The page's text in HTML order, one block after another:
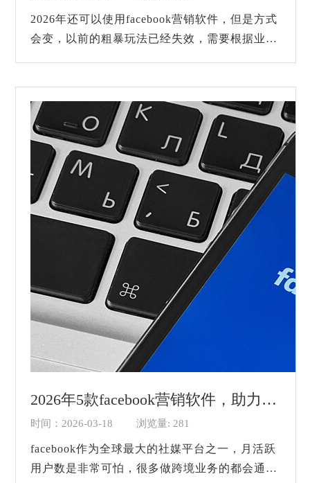
2026年还可以使用facebook营销软件，但是方式
会变，以前的粗暴玩法已经失效，需要根据业务
2026年5款facebook营销软件，助力业务平稳运行！
时间：2026-03-18 浏览量: 281
facebook作为全球最大的社媒平台之一，月活跃
用户数是非常可怕，很多做跨境业务的都会通过